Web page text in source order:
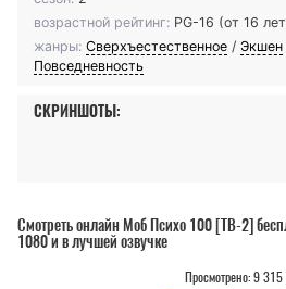
возрастной рейтинг: PG-16 (от 16
жанры: Сверхъестественное / Экшен
Повседневность
СКРИНШОТЫ:
Смотреть онлайн Моб Психо 100 [ТВ-2]
1080 и в лучшей озвучке
Просмотрено: 9 315